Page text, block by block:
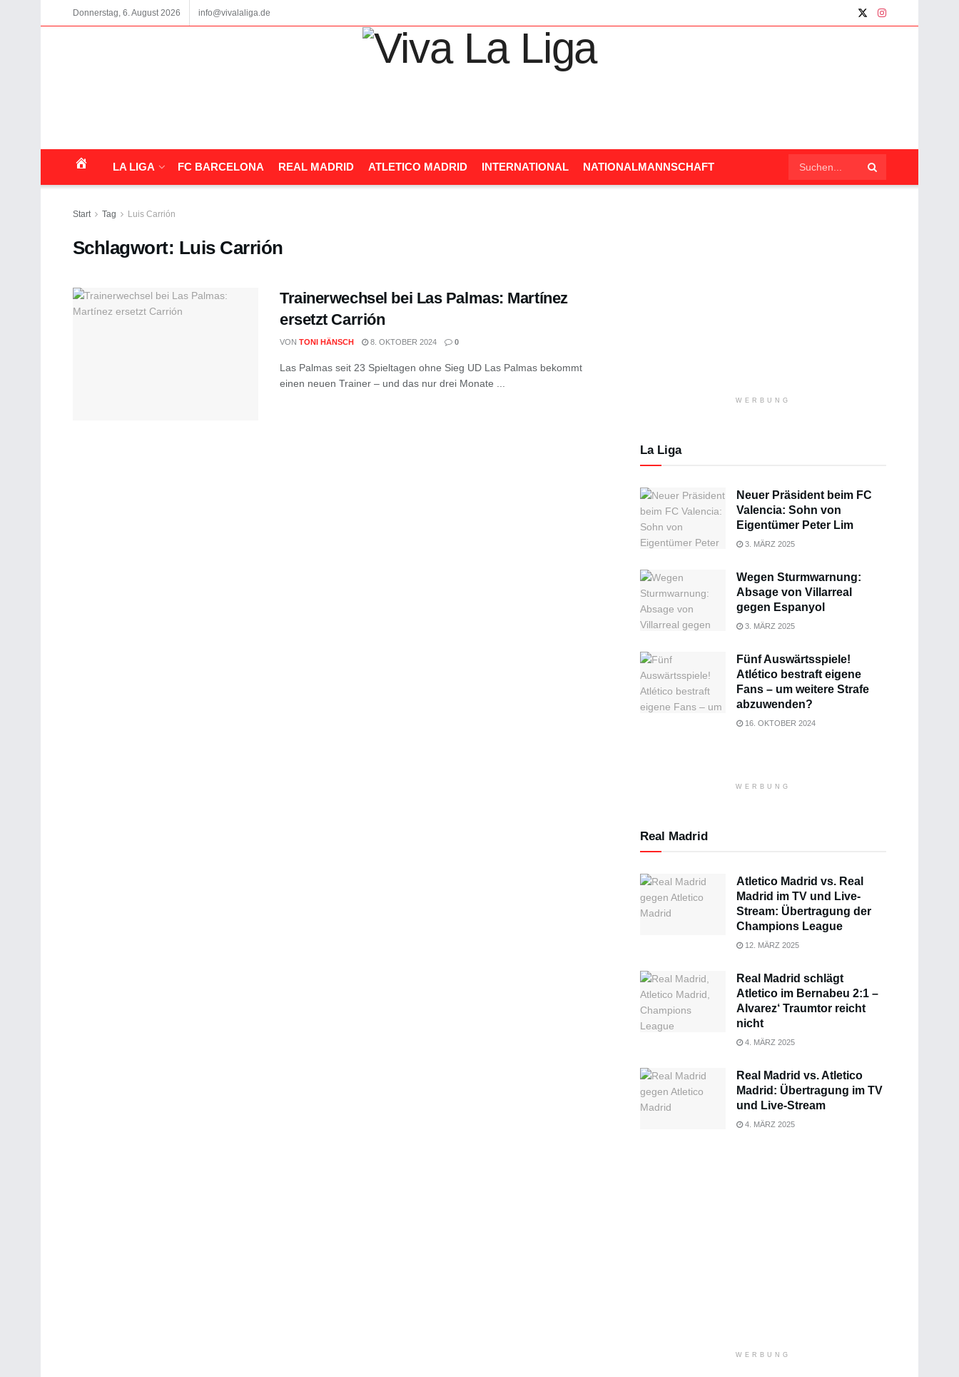
Donnerstag, 6. August 2026 info@vivalaliga.de
LA LIGA FC BARCELONA REAL MADRID ATLETICO MADRID INTERNATIONAL NATIONALMANNSCHAFT
Start Tag Luis Carrión
Schlagwort: Luis Carrión
Trainerwechsel bei Las Palmas: Martínez
ersetzt Carrión
VON TONI HÄNSCH 8. OKTOBER 2024 0
Las Palmas seit 23 Spieltagen ohne Sieg UD Las Palmas bekommt
einen neuen Trainer – und das nur drei Monate ...
WERBUNG
La Liga
Neuer Präsident beim FC
Valencia: Sohn von
Eigentümer Peter Lim
3. MÄRZ 2025
Wegen Sturmwarnung:
Absage von Villarreal
gegen Espanyol
3. MÄRZ 2025
Fünf Auswärtsspiele!
Atlético bestraft eigene
Fans – um weitere Strafe
abzuwenden?
16. OKTOBER 2024
WERBUNG
Real Madrid
Atletico Madrid vs. Real
Madrid im TV und Live-
Stream: Übertragung der
Champions League
12. MÄRZ 2025
Real Madrid schlägt
Atletico im Bernabeu 2:1 –
Alvarez‘ Traumtor reicht
nicht
4. MÄRZ 2025
Real Madrid vs. Atletico
Madrid: Übertragung im TV
und Live-Stream
4. MÄRZ 2025
WERBUNG